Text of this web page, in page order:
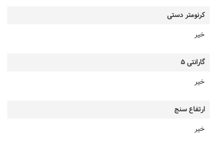
کرنومتر دستی
خیر
گارانتی 5
خیر
ارتفاع سنج
خیر